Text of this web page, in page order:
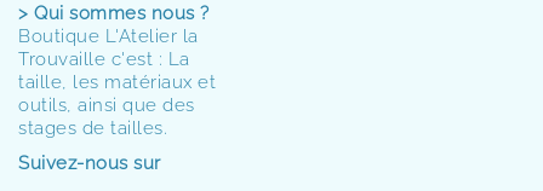
> Qui sommes nous ?
Boutique L'Atelier la
Trouvaille c'est : La
taille, les matériaux et
outils, ainsi que des
stages de tailles.
Suivez-nous sur